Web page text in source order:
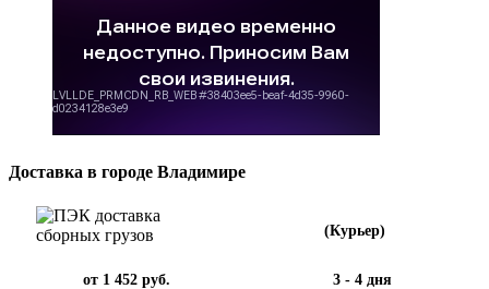
Доставка в городе Владимире
(Курьер)
от 1 452 руб. 3 - 4 дня